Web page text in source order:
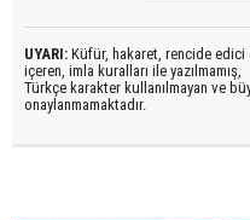
UYARI: Küfür, hakaret, rencide edici
içeren, imla kuralları ile yazılmamış,
Türkçe karakter kullanılmayan ve
onaylanmamaktadır.